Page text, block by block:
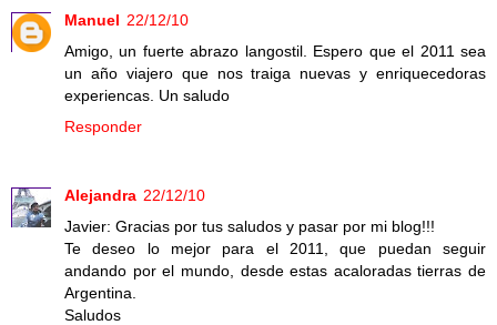
Manuel 22/12/10
Amigo, un fuerte abrazo langostil. Espero que el 2011 sea
un año viajero que nos traiga nuevas y enriquecedoras
experiencas. Un saludo
Responder
Alejandra 22/12/10
Javier: Gracias por tus saludos y pasar por mi blog!!!
Te deseo lo mejor para el 2011, que puedan seguir
andando por el mundo, desde estas acaloradas tierras de
Argentina.
Saludos